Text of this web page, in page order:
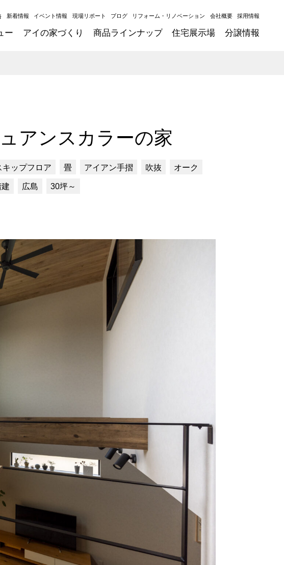
新着情報 イベント情報 現場リポート ブログ リフォーム・リノベーション 会社概要 採用情報
ー アイの家づくり 商品ラインナップ 住宅展示場 分譲情報
アンスカラーの家
キップフロア 畳 アイアン手摺 吹抜 オーク
広島 30坪～